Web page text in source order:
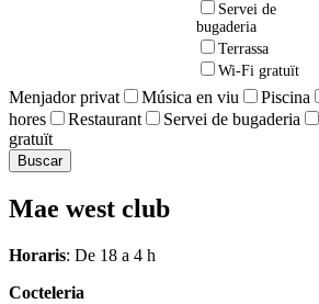
Servei de
bugaderia
Terrassa
Wi-Fi gratuït
Menjador privat
Música en viu Piscina
hores
Restaurant Servei de bugaderia
gratuït
Mae west club
Horaris: De 18 a 4 h
Cocteleria